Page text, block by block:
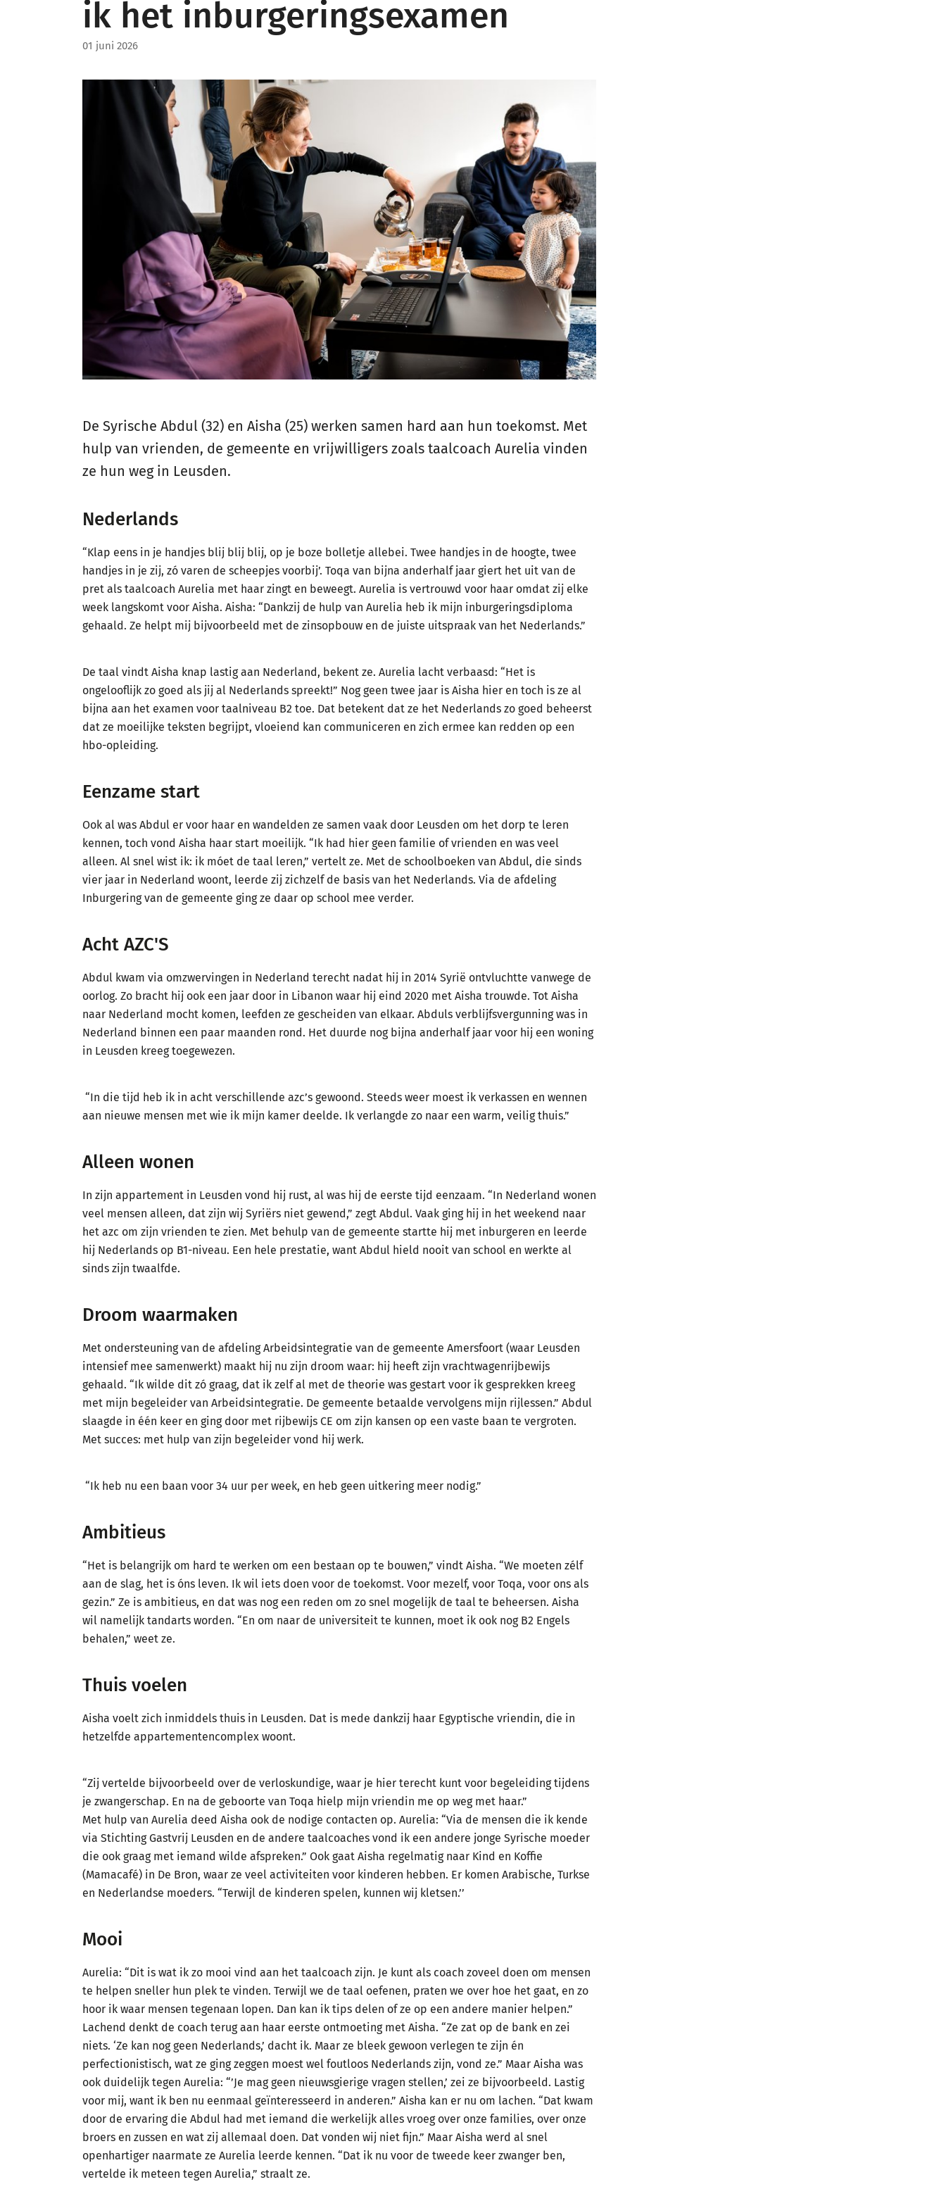
ik het inburgeringsexamen
01 juni 2026
De Syrische Abdul (32) en Aisha (25) werken samen hard aan hun toekomst. Met
hulp van vrienden, de gemeente en vrijwilligers zoals taalcoach Aurelia vinden
ze hun weg in Leusden.
Nederlands
“Klap eens in je handjes blij blij blij, op je boze bolletje allebei. Twee handjes in de hoogte, twee
handjes in je zij, zó varen de scheepjes voorbij’. Toqa van bijna anderhalf jaar giert het uit van de
pret als taalcoach Aurelia met haar zingt en beweegt. Aurelia is vertrouwd voor haar omdat zij elke
week langskomt voor Aisha. Aisha: “Dankzij de hulp van Aurelia heb ik mijn inburgeringsdiploma
gehaald. Ze helpt mij bijvoorbeeld met de zinsopbouw en de juiste uitspraak van het Nederlands.”
De taal vindt Aisha knap lastig aan Nederland, bekent ze. Aurelia lacht verbaasd: “Het is
ongelooflijk zo goed als jij al Nederlands spreekt!” Nog geen twee jaar is Aisha hier en toch is ze al
bijna aan het examen voor taalniveau B2 toe. Dat betekent dat ze het Nederlands zo goed beheerst
dat ze moeilijke teksten begrijpt, vloeiend kan communiceren en zich ermee kan redden op een
hbo-opleiding.
Eenzame start
Ook al was Abdul er voor haar en wandelden ze samen vaak door Leusden om het dorp te leren
kennen, toch vond Aisha haar start moeilijk. “Ik had hier geen familie of vrienden en was veel
alleen. Al snel wist ik: ik móet de taal leren,” vertelt ze. Met de schoolboeken van Abdul, die sinds
vier jaar in Nederland woont, leerde zij zichzelf de basis van het Nederlands. Via de afdeling
Inburgering van de gemeente ging ze daar op school mee verder.
Acht AZC'S
Abdul kwam via omzwervingen in Nederland terecht nadat hij in 2014 Syrië ontvluchtte vanwege de
oorlog. Zo bracht hij ook een jaar door in Libanon waar hij eind 2020 met Aisha trouwde. Tot Aisha
naar Nederland mocht komen, leefden ze gescheiden van elkaar. Abduls verblijfsvergunning was in
Nederland binnen een paar maanden rond. Het duurde nog bijna anderhalf jaar voor hij een woning
in Leusden kreeg toegewezen.
“In die tijd heb ik in acht verschillende azc’s gewoond. Steeds weer moest ik verkassen en wennen
aan nieuwe mensen met wie ik mijn kamer deelde. Ik verlangde zo naar een warm, veilig thuis.”
Alleen wonen
In zijn appartement in Leusden vond hij rust, al was hij de eerste tijd eenzaam. “In Nederland wonen
veel mensen alleen, dat zijn wij Syriërs niet gewend,” zegt Abdul. Vaak ging hij in het weekend naar
het azc om zijn vrienden te zien. Met behulp van de gemeente startte hij met inburgeren en leerde
hij Nederlands op B1-niveau. Een hele prestatie, want Abdul hield nooit van school en werkte al
sinds zijn twaalfde.
Droom waarmaken
Met ondersteuning van de afdeling Arbeidsintegratie van de gemeente Amersfoort (waar Leusden
intensief mee samenwerkt) maakt hij nu zijn droom waar: hij heeft zijn vrachtwagenrijbewijs
gehaald. “Ik wilde dit zó graag, dat ik zelf al met de theorie was gestart voor ik gesprekken kreeg
met mijn begeleider van Arbeidsintegratie. De gemeente betaalde vervolgens mijn rijlessen.” Abdul
slaagde in één keer en ging door met rijbewijs CE om zijn kansen op een vaste baan te vergroten.
Met succes: met hulp van zijn begeleider vond hij werk.
“Ik heb nu een baan voor 34 uur per week, en heb geen uitkering meer nodig.”
Ambitieus
“Het is belangrijk om hard te werken om een bestaan op te bouwen,” vindt Aisha. “We moeten zélf
aan de slag, het is óns leven. Ik wil iets doen voor de toekomst. Voor mezelf, voor Toqa, voor ons als
gezin.” Ze is ambitieus, en dat was nog een reden om zo snel mogelijk de taal te beheersen. Aisha
wil namelijk tandarts worden. “En om naar de universiteit te kunnen, moet ik ook nog B2 Engels
behalen,” weet ze.
Thuis voelen
Aisha voelt zich inmiddels thuis in Leusden. Dat is mede dankzij haar Egyptische vriendin, die in
hetzelfde appartementencomplex woont.
“Zij vertelde bijvoorbeeld over de verloskundige, waar je hier terecht kunt voor begeleiding tijdens
je zwangerschap. En na de geboorte van Toqa hielp mijn vriendin me op weg met haar.”
Met hulp van Aurelia deed Aisha ook de nodige contacten op. Aurelia: “Via de mensen die ik kende
via Stichting Gastvrij Leusden en de andere taalcoaches vond ik een andere jonge Syrische moeder
die ook graag met iemand wilde afspreken.” Ook gaat Aisha regelmatig naar Kind en Koffie
(Mamacafé) in De Bron, waar ze veel activiteiten voor kinderen hebben. Er komen Arabische, Turkse
en Nederlandse moeders. “Terwijl de kinderen spelen, kunnen wij kletsen.’’
Mooi
Aurelia: “Dit is wat ik zo mooi vind aan het taalcoach zijn. Je kunt als coach zoveel doen om mensen
te helpen sneller hun plek te vinden. Terwijl we de taal oefenen, praten we over hoe het gaat, en zo
hoor ik waar mensen tegenaan lopen. Dan kan ik tips delen of ze op een andere manier helpen.”
Lachend denkt de coach terug aan haar eerste ontmoeting met Aisha. “Ze zat op de bank en zei
niets. ‘Ze kan nog geen Nederlands,’ dacht ik. Maar ze bleek gewoon verlegen te zijn én
perfectionistisch, wat ze ging zeggen moest wel foutloos Nederlands zijn, vond ze.” Maar Aisha was
ook duidelijk tegen Aurelia: “’Je mag geen nieuwsgierige vragen stellen,’ zei ze bijvoorbeeld. Lastig
voor mij, want ik ben nu eenmaal geïnteresseerd in anderen.” Aisha kan er nu om lachen. “Dat kwam
door de ervaring die Abdul had met iemand die werkelijk alles vroeg over onze families, over onze
broers en zussen en wat zij allemaal doen. Dat vonden wij niet fijn.” Maar Aisha werd al snel
openhartiger naarmate ze Aurelia leerde kennen. “Dat ik nu voor de tweede keer zwanger ben,
vertelde ik meteen tegen Aurelia,” straalt ze.